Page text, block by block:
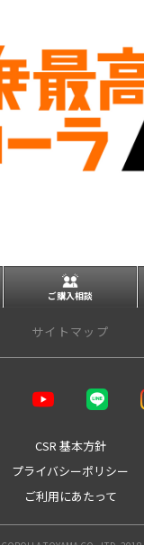
ご購入相談
サイトマップ
CSR 基本方針
プライバシーポリシー
ご利用にあたって